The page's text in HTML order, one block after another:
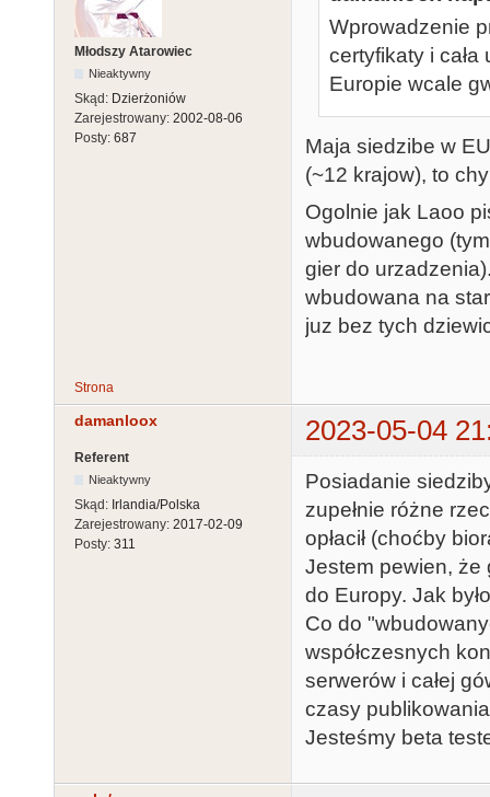
Młodszy Atarowiec
Nieaktywny
Skąd: Dzierżoniów
Zarejestrowany: 2002-08-06
Posty: 687
Wprowadzenie
certyfikaty i
Europie wcale
Maja siedzibe w
(~12 krajow), to
Ogolnie jak Laoo
wbudowanego
gier do
wbudowana na
juz bez tych
Strona
damanloox 2023-05-04
Referent
Nieaktywny
Skąd: Irlandia/Polska
Zarejestrowany: 2017-02-09
Posty: 311
Posiadanie
zupełnie różne
opłacił (choćby
Jestem pewien, że
do Europy. Jak
Co do
współczesnych
serwerów i całej
czasy
Jesteśmy beta